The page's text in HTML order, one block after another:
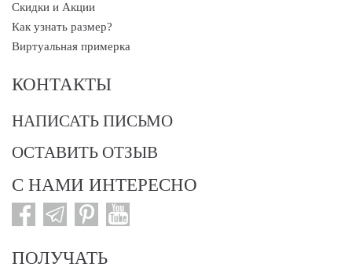
Скидки и Акции
Как узнать размер?
Виртуальная примерка
КОНТАКТЫ
НАПИСАТЬ ПИСЬМО
ОСТАВИТЬ ОТЗЫВ
С НАМИ ИНТЕРЕСНО
ПОЛУЧАТЬ